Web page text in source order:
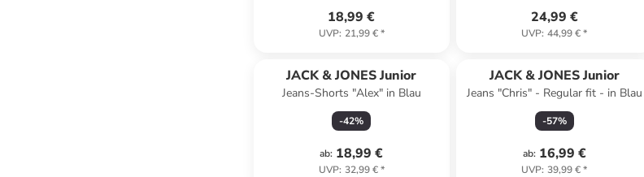
18,99 €
UVP: 21,99 €*
24,99 €
UVP: 44,99 €*
JACK & JONES Junior
Jeans-Shorts "Alex" in Blau
-42%
ab: 18,99 €
UVP: 32,99 €*
JACK & JONES Junior
Jeans "Chris" - Regular fit - in Blau
-57%
ab: 16,99 €
UVP: 39,99 €*